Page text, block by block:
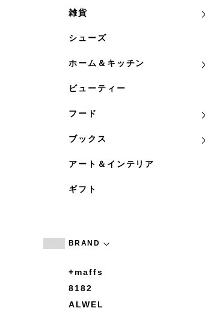
雑貨
シューズ
ホーム＆キッチン
ビューティー
フード
ブックス
アート＆インテリア
ギフト
BRAND
+maffs
8182
ALWEL